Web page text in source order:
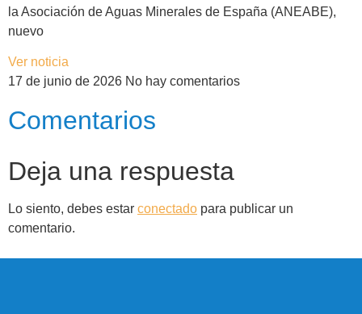
la Asociación de Aguas Minerales de España (ANEABE),
nuevo
Ver noticia
17 de junio de 2026 No hay comentarios
Comentarios
Deja una respuesta
Lo siento, debes estar conectado para publicar un
comentario.